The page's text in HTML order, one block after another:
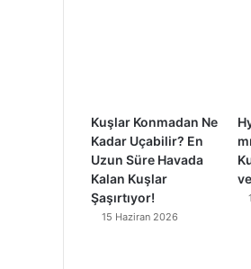
Kuşlar Konmadan Ne
Kadar Uçabilir? En
Uzun Süre Havada
Kalan Kuşlar
Şaşırtıyor!
15 Haziran 2026